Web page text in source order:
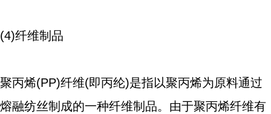
(4)纤维制品
聚丙烯(PP)纤维(即丙纶)是指以聚丙烯为原料通过
熔融纺丝制成的一种纤维制品。由于聚丙烯纤维有